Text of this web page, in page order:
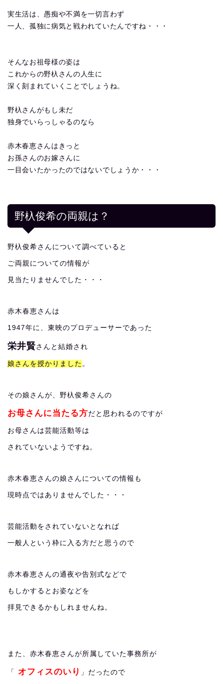
実生活は、愚痴や不満を一切言わず
一人、孤独に病気と戦われていたんですね・・・
そんなお祖母様の姿は
これからの野杁さんの人生に
深く刻まれていくことでしょうね。
野杁さんがもし未だ
独身でいらっしゃるのなら
赤木春恵さんはきっと
お孫さんのお嫁さんに
一目会いたかったのではないでしょうか・・・
野杁俊希の両親は？
野杁俊希さんについて調べていると
ご両親についての情報が
見当たりませんでした・・・
赤木春恵さんは
1947年に、東映のプロデューサーであった
栄井賢さんと結婚され
娘さんを授かりました 。
その娘さんが、野杁俊希さんの
お母さんに当たる方だと思われるのですが
お母さんは芸能活動等は
されていないようですね。
赤木春恵さんの娘さんについての情報も
現時点ではありませんでした・・・
芸能活動をされていないとなれば
一般人という枠に入る方だと思うので
赤木春恵さんの通夜や告別式などで
もしかするとお姿などを
拝見できるかもしれませんね。
また、赤木春恵さんが所属していた事務所が
「 オフィスのいり 」だったので